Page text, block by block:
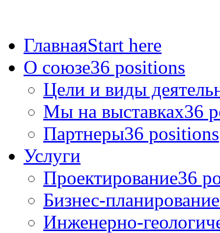
ГлавнаяStart here
О союзе36 positions
Цели и виды
Мы на выставках36
Партнеры36 positions
Услуги
Проектирование36
Бизнес-планирование
Инженерно-